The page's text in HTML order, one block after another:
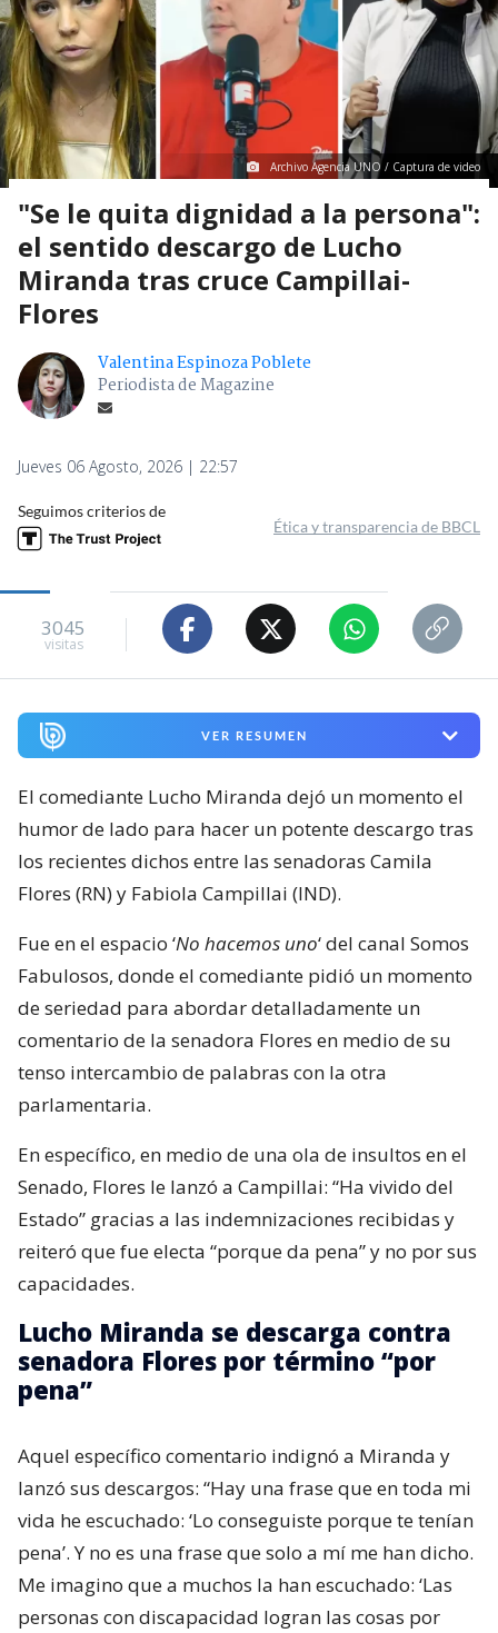
Archivo Agencia UNO / Captura de video
"Se le quita dignidad a la persona":
el sentido descargo de Lucho
Miranda tras cruce Campillai-
Flores
Valentina Espinoza Poblete
Periodista de Magazine
Jueves 06 Agosto, 2026 | 22:57
Seguimos criterios de
Ética y transparencia de BBCL
3045
visitas
VER RESUMEN
El comediante Lucho Miranda dejó un momento el
humor de lado para hacer un potente descargo tras
los recientes dichos entre las senadoras Camila
Flores (RN) y Fabiola Campillai (IND).
Fue en el espacio ‘No hacemos uno‘ del canal Somos
Fabulosos, donde el comediante pidió un momento
de seriedad para abordar detalladamente un
comentario de la senadora Flores en medio de su
tenso intercambio de palabras con la otra
parlamentaria.
En específico, en medio de una ola de insultos en el
Senado, Flores le lanzó a Campillai: “Ha vivido del
Estado” gracias a las indemnizaciones recibidas y
reiteró que fue electa “porque da pena” y no por sus
capacidades.
Lucho Miranda se descarga contra
senadora Flores por término “por
pena”
Aquel específico comentario indignó a Miranda y
lanzó sus descargos: “Hay una frase que en toda mi
vida he escuchado: ‘Lo conseguiste porque te tenían
pena’. Y no es una frase que solo a mí me han dicho.
Me imagino que a muchos la han escuchado: ‘Las
personas con discapacidad logran las cosas por